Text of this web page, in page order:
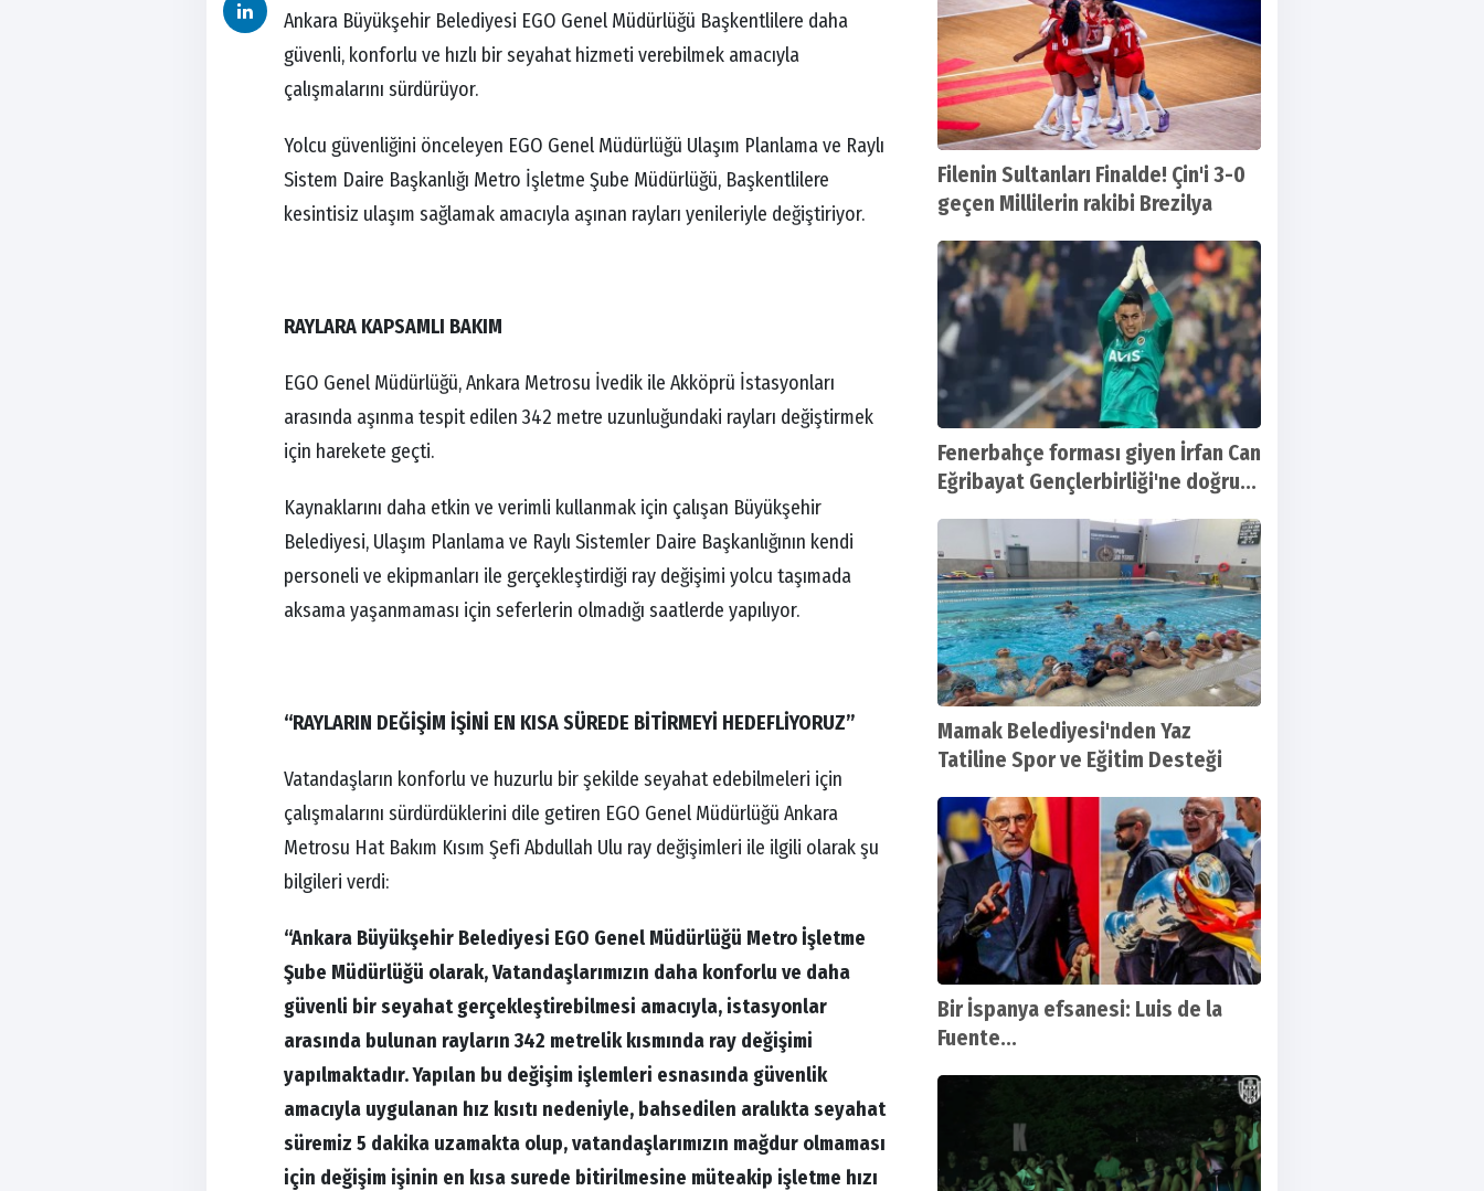
Ankara Büyükşehir Belediyesi EGO Genel Müdürlüğü Başkentlilere daha
güvenli, konforlu ve hızlı bir seyahat hizmeti verebilmek amacıyla
çalışmalarını sürdürüyor.
Yolcu güvenliğini önceleyen EGO Genel Müdürlüğü Ulaşım Planlama ve Raylı
Sistem Daire Başkanlığı Metro İşletme Şube Müdürlüğü, Başkentlilere
kesintisiz ulaşım sağlamak amacıyla aşınan rayları yenileriyle değiştiriyor.
RAYLARA KAPSAMLI BAKIM
EGO Genel Müdürlüğü, Ankara Metrosu İvedik ile Akköprü İstasyonları
arasında aşınma tespit edilen 342 metre uzunluğundaki rayları değiştirmek
için harekete geçti.
Kaynaklarını daha etkin ve verimli kullanmak için çalışan Büyükşehir
Belediyesi, Ulaşım Planlama ve Raylı Sistemler Daire Başkanlığının kendi
personeli ve ekipmanları ile gerçekleştirdiği ray değişimi yolcu taşımada
aksama yaşanmaması için seferlerin olmadığı saatlerde yapılıyor.
“RAYLARIN DEĞİŞİM İŞİNİ EN KISA SÜREDE BİTİRMEYİ HEDEFLİYORUZ”
Vatandaşların konforlu ve huzurlu bir şekilde seyahat edebilmeleri için
çalışmalarını sürdürdüklerini dile getiren EGO Genel Müdürlüğü Ankara
Metrosu Hat Bakım Kısım Şefi Abdullah Ulu ray değişimleri ile ilgili olarak şu
bilgileri verdi:
“Ankara Büyükşehir Belediyesi EGO Genel Müdürlüğü Metro İşletme
Şube Müdürlüğü olarak, Vatandaşlarımızın daha konforlu ve daha
güvenli bir seyahat gerçekleştirebilmesi amacıyla, istasyonlar
arasında bulunan rayların 342 metrelik kısmında ray değişimi
yapılmaktadır. Yapılan bu değişim işlemleri esnasında güvenlik
amacıyla uygulanan hız kısıtı nedeniyle, bahsedilen aralıkta seyahat
süremiz 5 dakika uzamakta olup, vatandaşlarımızın mağdur olmaması
için değişim işinin en kısa surede bitirilmesine müteakip işletme hızı
Filenin Sultanları Finalde! Çin'i 3-0
geçen Millilerin rakibi Brezilya
Fenerbahçe forması giyen İrfan Can
Eğribayat Gençlerbirliği'ne doğru...
Mamak Belediyesi'nden Yaz
Tatiline Spor ve Eğitim Desteği
Bir İspanya efsanesi: Luis de la
Fuente...